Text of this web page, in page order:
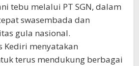
tebu melalui PT SGN, dalam
swasembada dan
gula nasional.
Kediri menyatakan
terus mendukung berbagai